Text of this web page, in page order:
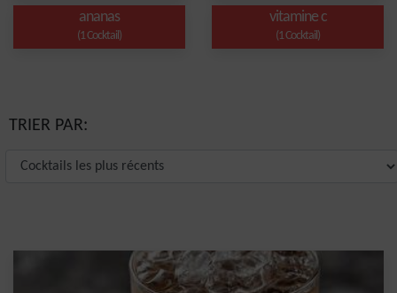
ananas
(1 Cocktail)
vitamine c
(1 Cocktail)
TRIER PAR: